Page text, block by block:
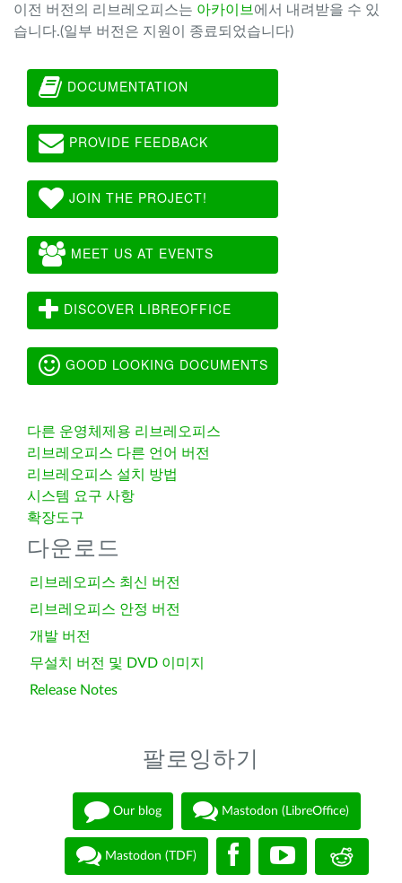
이전 버전의 리브레오피스는 아카이브 에서 내려받을 수 있
습니다.(일부 버전은 지원이 종료되었습니다)
DOCUMENTATION
PROVIDE FEEDBACK
JOIN THE PROJECT!
MEET US AT EVENTS
DISCOVER LIBREOFFICE
GOOD LOOKING DOCUMENTS
다른 운영체제용 리브레오피스
리브레오피스 다른 언어 버전
리브레오피스 설치 방법
시스템 요구 사항
확장도구
다운로드
리브레오피스 최신 버전
리브레오피스 안정 버전
개발 버전
무설치 버전 및 DVD 이미지
Release Notes
팔로잉하기
Our blog Mastodon (LibreOffice)
Mastodon (TDF)